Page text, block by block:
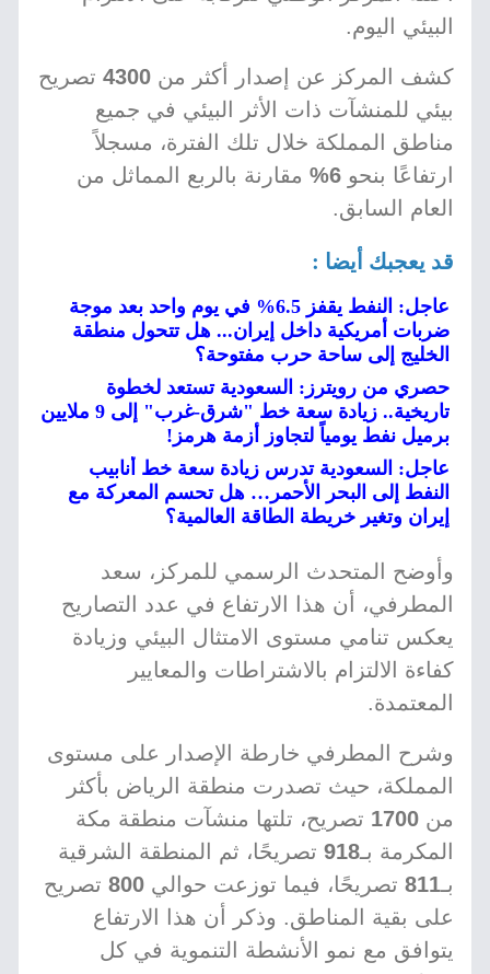
البيئي اليوم.
كشف المركز عن إصدار أكثر من 4300 تصريح
بيئي للمنشآت ذات الأثر البيئي في جميع
مناطق المملكة خلال تلك الفترة، مسجلاً
ارتفاعًا بنحو 6%
مقارنة بالربع المماثل من
العام السابق.
قد يعجبك أيضا :
عاجل: النفط يقفز 6.5% في يوم واحد بعد موجة
ضربات أمريكية داخل إيران... هل تتحول منطقة
الخليج إلى ساحة حرب مفتوحة؟
حصري من رويترز: السعودية تستعد لخطوة
تاريخية.. زيادة سعة خط "شرق-غرب" إلى 9 ملايين
برميل نفط يومياً لتجاوز أزمة هرمز!
عاجل: السعودية تدرس زيادة سعة خط أنابيب
النفط إلى البحر الأحمر… هل تحسم المعركة مع
إيران وتغير خريطة الطاقة العالمية؟
وأوضح المتحدث الرسمي للمركز، سعد
المطرفي، أن هذا الارتفاع في عدد التصاريح
يعكس تنامي مستوى الامتثال البيئي وزيادة
كفاءة الالتزام بالاشتراطات والمعايير
المعتمدة.
وشرح المطرفي خارطة الإصدار على مستوى
المملكة، حيث تصدرت منطقة الرياض بأكثر
من 1700 تصريح، تلتها منشآت منطقة مكة
المكرمة بـ918 تصريحًا، ثم المنطقة الشرقية
بـ811 تصريحًا، فيما توزعت حوالي 800 تصريح
على بقية المناطق. وذكر أن هذا الارتفاع
يتوافق مع نمو الأنشطة التنموية في كل